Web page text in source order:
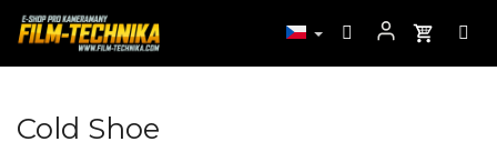
obsah
Cold Shoe